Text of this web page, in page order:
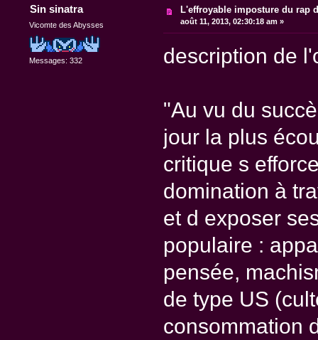
Sin sinatra
Vicomte des Abysses
Messages: 332
L'effroyable imposture du rap
août 11, 2013, 02:30:18 am »
description de
"Au vu du
jour la plus
critique s
domination à
et d exposer
populaire :
pensée,
de type US
consommation